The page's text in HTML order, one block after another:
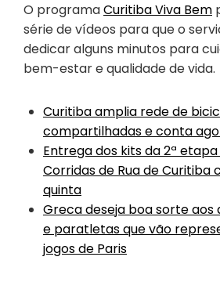
O programaCuritiba Viva Bem
série de vídeos para que o
dedicar alguns minutos para
bem-estar e qualidade de vida.
Curitiba amplia rede de
compartilhadas e conta
Entrega dos kits da 2ª
Corridas de Rua de Curitiba
quinta
Greca deseja boa sorte
e paratletas que vão
jogos de Paris